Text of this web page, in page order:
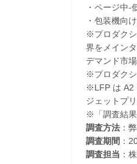
・ページ中-
・包装機向
※プロダク
界をメイン
デマンド市場
※プロダクシ
※LFP は A2
ジェットプ
※「調査結果
調査方法：
調査期間 ：
調査担当 ：